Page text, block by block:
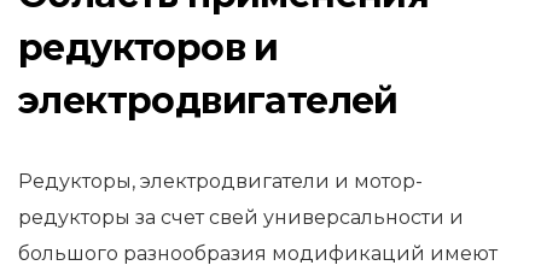
редукторов и
электродвигателей
Редукторы, электродвигатели и мотор-
редукторы за счет свей универсальности и
большого разнообразия модификаций имеют